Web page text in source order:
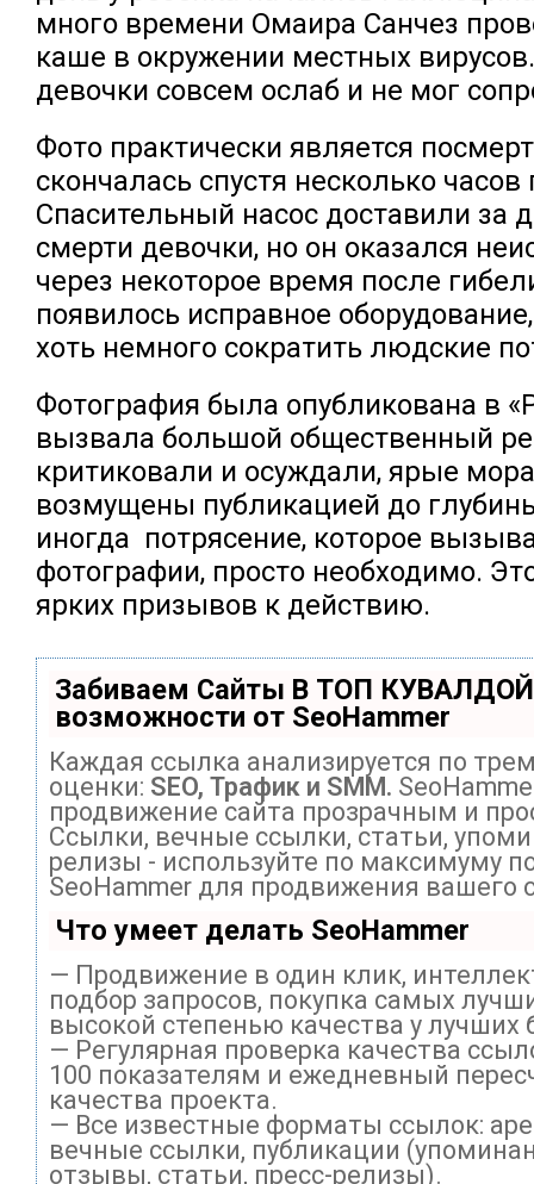
много времени Омаира Санчез
каше в окружении местных
девочки совсем ослаб и не мог
Фото практически является
скончалась спустя несколько
Спасительный насос доставили за
смерти девочки, но он оказался
через некоторое время после
появилось исправное
хоть немного сократить людские
Фотография была опубликована в
вызвала большой общественный
критиковали и осуждали, ярые
возмущены публикацией до
иногда потрясение, которое
фотографии, просто необходимо.
ярких призывов к действию.
Забиваем Сайты В ТОП
возможности от SeoHammer
Каждая ссылка анализируется по
оценки: SEO, Трафик и SMM.
продвижение сайта прозрачным и
Ссылки, вечные ссылки, статьи,
релизы - используйте по максимуму
SeoHammer для продвижения вашего
Что умеет делать SeoHammer
— Продвижение в один клик,
подбор запросов, покупка самых
высокой степенью качества у лучших
— Регулярная проверка качества
100 показателям и ежедневный
качества проекта.
— Все известные форматы ссылок:
вечные ссылки, публикации
отзывы, статьи, пресс-релизы).